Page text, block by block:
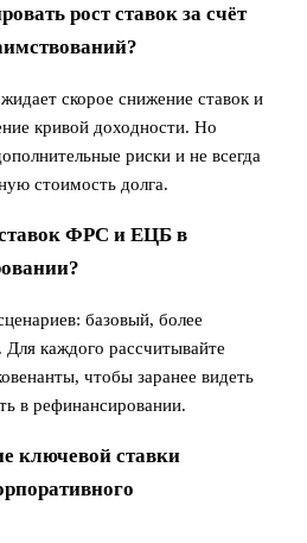
рост ставок за счёт
скорое снижение ставок и
кривой доходности. Но
риски и не всегда
стоимость долга.
ставок ФРС и ЕЦБ в
базовый, более
каждого рассчитывайте
чтобы заранее видеть
в рефинансировании.
ключевой ставки